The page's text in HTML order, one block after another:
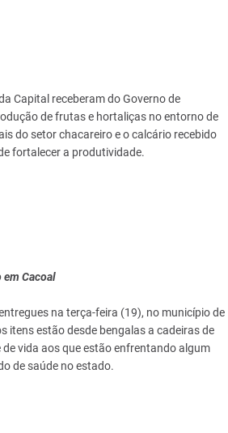
Capital receberam do Governo de
de frutas e hortaliças no entorno de
do setor chacareiro e o calcário recebido
fortalecer a produtividade.
Cacoal
na terça-feira (19), no município de
itens estão desde bengalas a cadeiras de
vida aos que estão enfrentando algum
de saúde no estado.